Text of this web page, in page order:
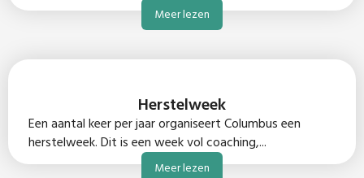
Meer lezen
Herstelweek
Een aantal keer per jaar organiseert Columbus een
herstelweek. Dit is een week vol coaching,...
Meer lezen